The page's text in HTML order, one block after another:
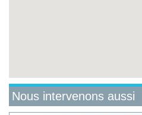
Nous intervenons aussi